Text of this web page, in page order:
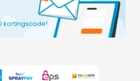
kortingscode!